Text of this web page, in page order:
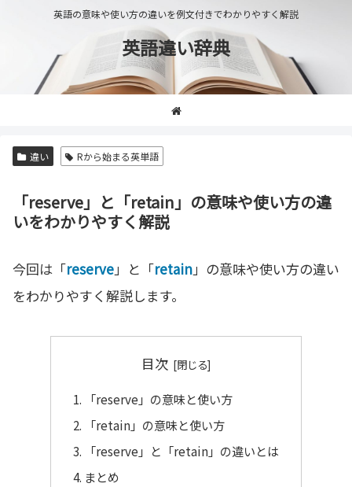
英語の意味や使い方の違いを例文付きでわかりやすく解説
英語違い辞典
違い Rから始まる英単語
「reserve」と「retain」の意味や使い方の違
いをわかりやすく解説
今回は「reserve」と「retain」の意味や使い方の違い
をわかりやすく解説します。
目次
「reserve」の意味と使い方
「retain」の意味と使い方
「reserve」と「retain」の違いとは
まとめ